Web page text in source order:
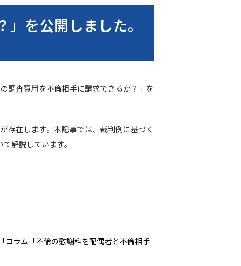
を公開しました。
調査費用を不倫相手に請求できるか？」を
存在します。本記事では、裁判例に基づく
解説しています。
「コラム「不倫の慰謝料を配偶者と不倫相手